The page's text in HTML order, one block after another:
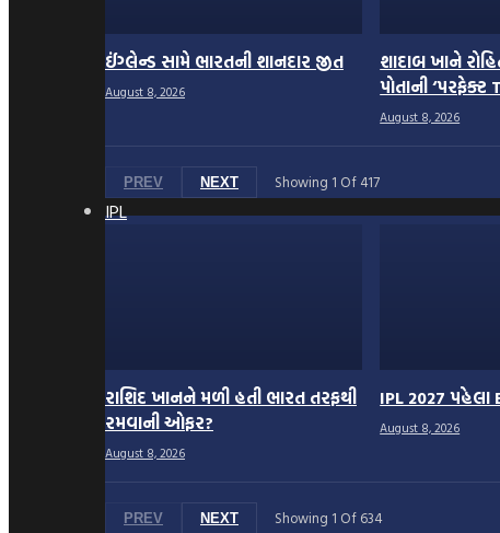
ઈંગ્લેન્ડ સામે ભારતની શાનદાર જીત
August 8, 2026
શાદાબ ખાને
પોતાની ‘પરફેક્ટ
August 8, 2026
PREV NEXT Showing 1 Of 417
IPL
રાશિદ ખાનને મળી હતી ભારત તરફથી
રમવાની ઓફર?
August 8, 2026
IPL 2027 પહેલા
August 8, 2026
PREV NEXT Showing 1 Of 634